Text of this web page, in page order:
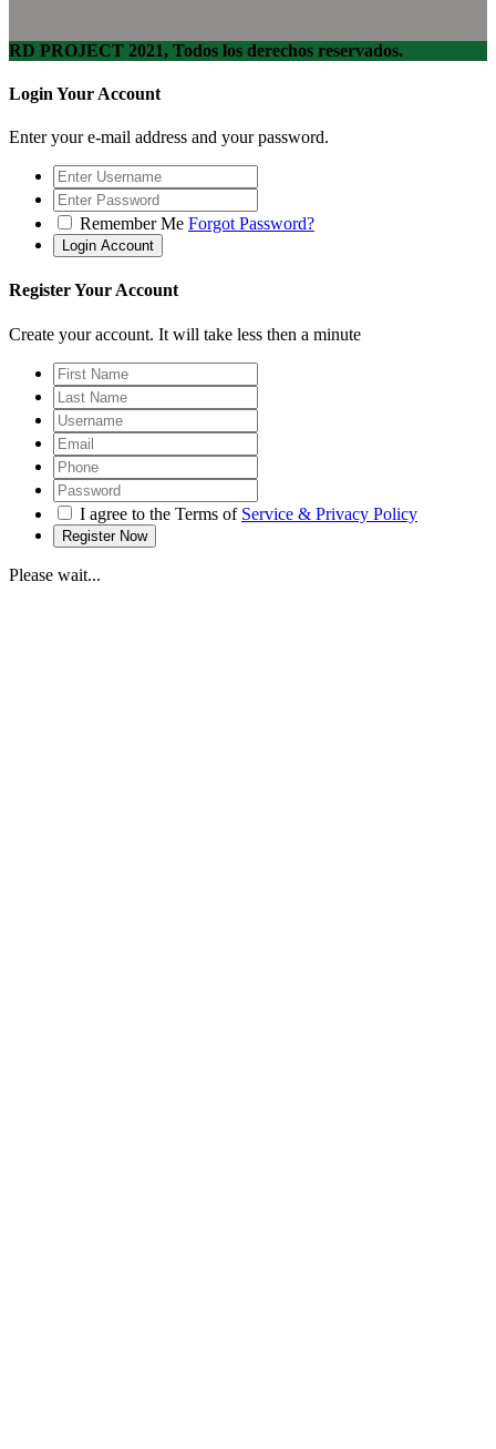
RD PROJECT 2021, Todos los derechos reservados.
Login Your Account
Enter your e-mail address and your password.
Remember Me Forgot Password?
Register Your Account
Create your account. It will take less then a minute
I agree to the Terms of Service & Privacy Policy
Please wait...